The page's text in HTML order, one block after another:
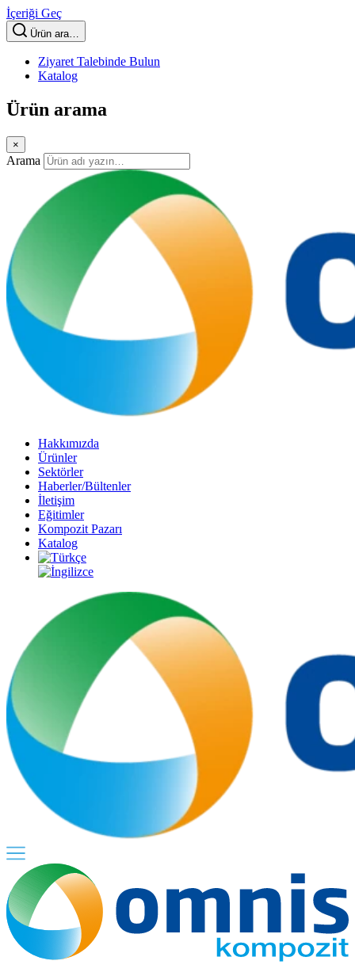
İçeriği Geç
Ürün ara…
Ziyaret Talebinde Bulun
Katalog
Ürün arama
×
Arama
Hakkımızda
Ürünler
Sektörler
Haberler/Bültenler
İletişim
Eğitimler
Kompozit Pazarı
Katalog